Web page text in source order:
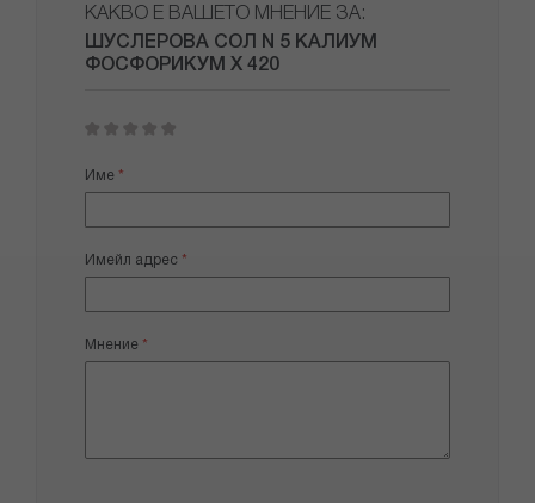
КАКВО Е ВАШЕТО МНЕНИЕ ЗА:
ШУСЛЕРОВА СОЛ N 5 КАЛИУМ
ФОСФОРИКУМ Х 420
star
stars
stars
stars
stars
Име
Имейл адрес
Мнение